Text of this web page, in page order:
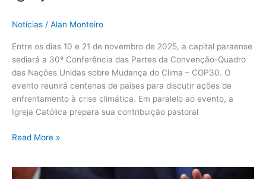
Notícias / Alan Monteiro
Entre os dias 10 e 21 de novembro de 2025, a capital paraense
sediará a 30ª Conferência das Partes da Convenção-Quadro
das Nações Unidas sobre Mudança do Clima – COP30. O
evento reunirá centenas de países para discutir ações de
enfrentamento à crise climática. Em paralelo ao evento, a
Igreja Católica prepara sua contribuição pastoral
Read More »
Mensagem